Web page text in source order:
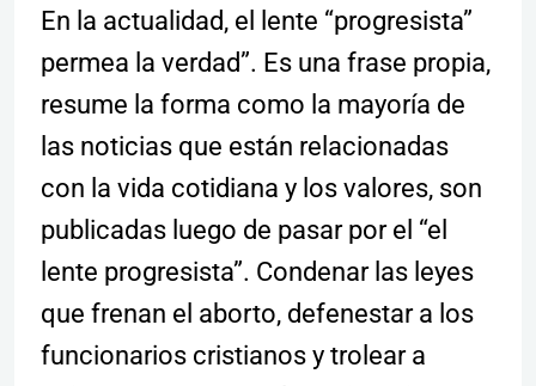
En la actualidad, el lente “progresista”
permea la verdad”. Es una frase propia,
resume la forma como la mayoría de
las noticias que están relacionadas
con la vida cotidiana y los valores, son
publicadas luego de pasar por el “el
lente progresista”. Condenar las leyes
que frenan el aborto, defenestar a los
funcionarios cristianos y trolear a